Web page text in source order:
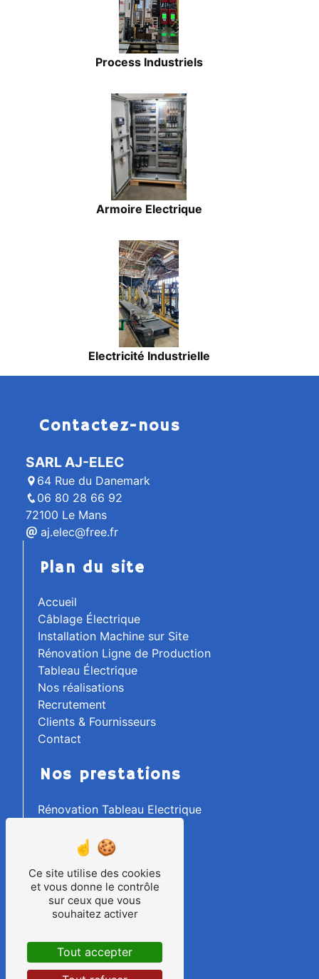
Process Industriels
Armoire Electrique
Electricité Industrielle
Contactez-nous
SARL AJ-ELEC
64 Rue du Danemark
72100 Le Mans
06 80 28 66 92
aj.elec@free.fr
Plan du site
Accueil
Tableau Électrique
Câblage Électrique
Nos réalisations
Contact
Installation Machine sur Site
Rénovation Ligne de Production
Recrutement
Clients & Fournisseurs
Nos prestations
Rénovation Tableau Electrique
Electricité Générale
Tableautier
Câblage d'Armoire
Machine Spéciale
Ilot Robotisé
Raccordement
Armoire Electrique
Ce site utilise des cookies
et vous donne le contrôle
sur ceux que vous
souhaitez activer
Tout accepter